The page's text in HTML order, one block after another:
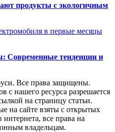
продукты с экологичным
в первые месяцы
Современные тенденции и
Все права защищены.
с нашего ресурса разрешается
на страницу статьи.
на сайте взяты с открытых
все права на
владельцам.